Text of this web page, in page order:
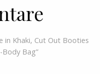
in Khaki, Cut Out Booties
Body Bag”